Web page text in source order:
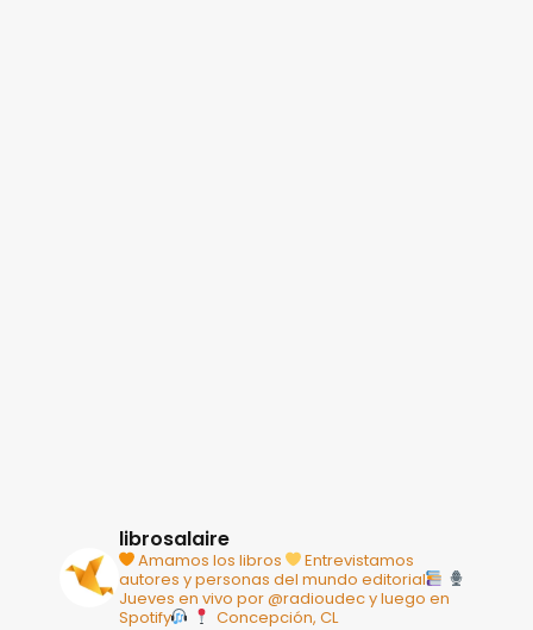
librosalaire
Amamos los libros
Entrevistamos
autores y personas del mundo editorial
Jueves en vivo por @radioudec y luego en
Spotify
Concepción, CL